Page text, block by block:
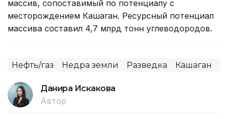
массив, сопоставимый по потенциалу с
месторождением Кашаган. Ресурсный потенциал
массива составил 4,7 млрд тонн углеводородов.
Нефть/газ Недра земли Разведка Кашаган
Данира Искакова
Автор